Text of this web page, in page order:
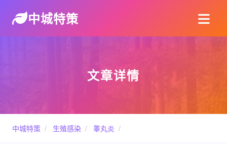
中城特策
文章详情
中城特策 / 生殖感染 / 睾丸炎 /